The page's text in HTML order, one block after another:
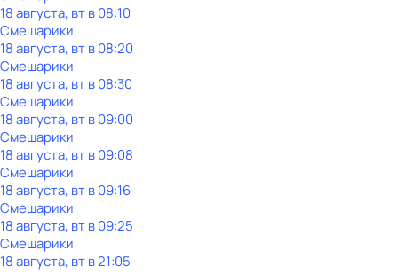
18 августа, вт в 08:10
Смешарики
18 августа, вт в 08:20
Смешарики
18 августа, вт в 08:30
Смешарики
18 августа, вт в 09:00
Смешарики
18 августа, вт в 09:08
Смешарики
18 августа, вт в 09:16
Смешарики
18 августа, вт в 09:25
Смешарики
18 августа, вт в 21:05